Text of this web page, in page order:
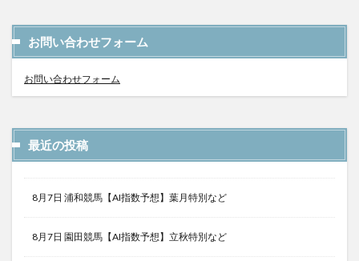
お問い合わせフォーム
お問い合わせフォーム
最近の投稿
8月7日 浦和競馬【AI指数予想】葉月特別など
8月7日 園田競馬【AI指数予想】立秋特別など